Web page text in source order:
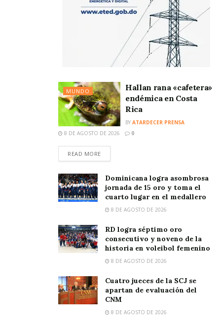
MUNDO
Hallan rana «cafetera»
endémica en Costa
Rica
BY ATARDECER PRENSA
8 DE AGOSTO DE 2026
0
READ MORE
Dominicana logra asombrosa
jornada de 15 oro y toma el
cuarto lugar en el medallero
8 DE AGOSTO DE 2026
RD logra séptimo oro
consecutivo y noveno de la
historia en voleibol femenino
8 DE AGOSTO DE 2026
Cuatro jueces de la SCJ se
apartan de evaluación del
CNM
8 DE AGOSTO DE 2026